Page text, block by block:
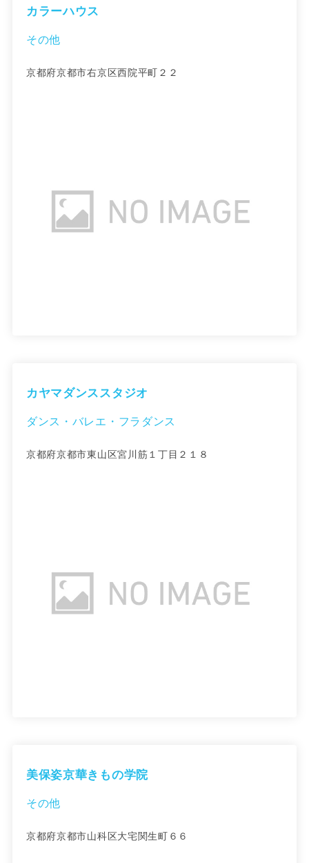
カラーハウス
その他
京都府京都市右京区西院平町２２
カヤマダンススタジオ
ダンス・バレエ・フラダンス
京都府京都市東山区宮川筋１丁目２１８
美保姿京華きもの学院
その他
京都府京都市山科区大宅関生町６６